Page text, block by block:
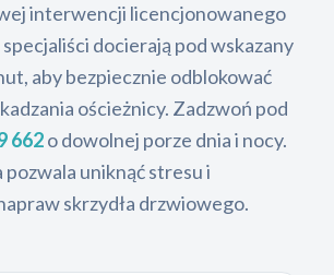
interwencji licencjonowanego
docierają pod wskazany
aby bezpiecznie odblokować
ościeżnicy. Zadzwoń pod
662o dowolnej porze dnia i nocy.
pozwala uniknąć stresu i
skrzydła drzwiowego.